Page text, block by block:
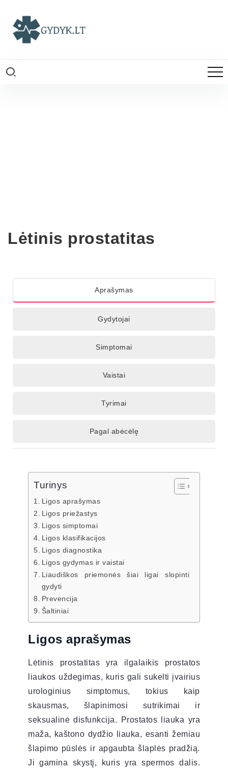
Lėtinis prostatitas
Aprašymas
Gydytojai
Simptomai
Vaistai
Tyrimai
Pagal abėcėlę
Turinys
Ligos aprašymas
Ligos priežastys
Ligos simptomai
Ligos klasifikacijos
Ligos diagnostika
Ligos gydymas ir vaistai
Liaudiškos priemonės šiai ligai slopinti
gydyti
Prevencija
Šaltiniai
Ligos aprašymas
Lėtinis prostatitas yra ilgalaikis prostatos
liaukos uždegimas, kuris gali sukelti įvairius
urologinius simptomus, tokius kaip
skausmas, šlapinimosi sutrikimai ir
seksualinė disfunkcija. Prostatos liauka yra
maža, kaštono dydžio liauka, esanti žemiau
šlapimo pūslės ir apgaubta šlaplės pradžią.
Ji gamina skystį, kuris yra spermos dalis.